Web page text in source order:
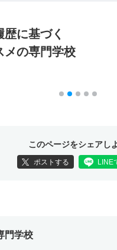
歴に基づく
メの専門学校
このページをシェアし
ポストする LINE
門学校